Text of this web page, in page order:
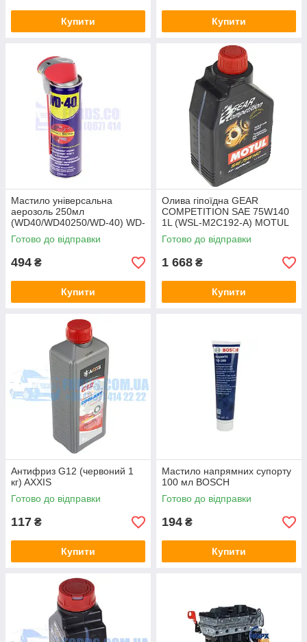
Купити Купити
Мастило універсальна
аерозоль 250мл
(WD40/WD40250/WD-40) WD-
40
Готово до відправки
494 ₴
Купити
Олива гіпоїдна GEAR
COMPETITION SAE 75W140
1L (WSL-M2C192-A) MOTUL
Готово до відправки
1 668 ₴
Купити
Антифриз G12 (червоний 1
кг) AXXIS
Готово до відправки
117 ₴
Купити
Мастило напрямних супорту
100 мл BOSCH
Готово до відправки
194 ₴
Купити